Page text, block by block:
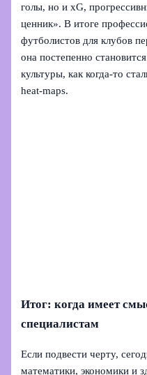
голы, но и xG,
ценник». В итоге
футболистов для клубов
она постепенно
культуры, как когда‑то
heat‑maps.
Итог: когда имеет
специалистам
Если подвести черту,
математики, экономики и